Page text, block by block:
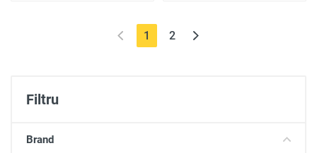
Filtru
Brand
1 (current)
2